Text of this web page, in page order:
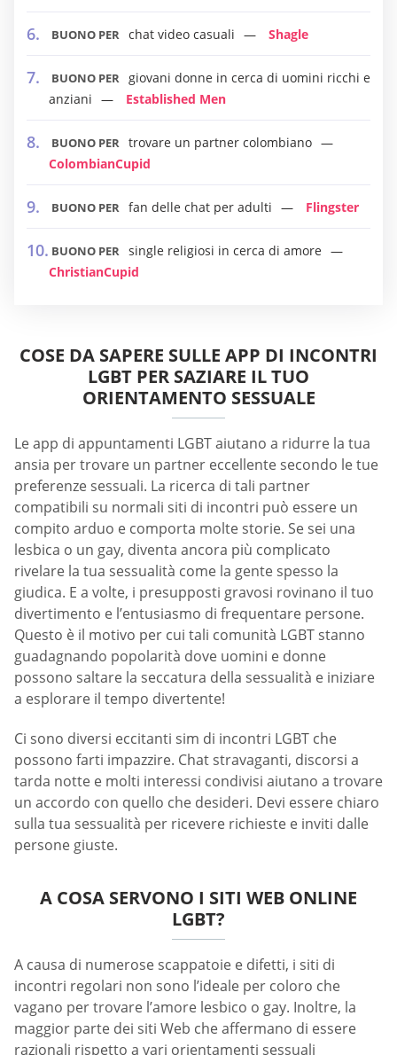
BUONO PER chat video casuali Shagle
BUONO PER giovani donne in cerca di uomini ricchi e
anziani
Established Men
BUONO PER trovare un partner colombiano
ColombianCupid
BUONO PER fan delle chat per adulti Flingster
BUONO PER single religiosi in cerca di amore
ChristianCupid
COSE DA SAPERE SULLE APP DI INCONTRI
LGBT PER SAZIARE IL TUO
ORIENTAMENTO SESSUALE
Le app di appuntamenti LGBT aiutano a ridurre la tua
ansia per trovare un partner eccellente secondo le tue
preferenze sessuali. La ricerca di tali partner
compatibili su normali siti di incontri può essere un
compito arduo e comporta molte storie. Se sei una
lesbica o un gay, diventa ancora più complicato
rivelare la tua sessualità come la gente spesso la
giudica. E a volte, i presupposti gravosi rovinano il tuo
divertimento e l’entusiasmo di frequentare persone.
Questo è il motivo per cui tali comunità LGBT stanno
guadagnando popolarità dove uomini e donne
possono saltare la seccatura della sessualità e iniziare
a esplorare il tempo divertente!
Ci sono diversi eccitanti sim di incontri LGBT che
possono farti impazzire. Chat stravaganti, discorsi a
tarda notte e molti interessi condivisi aiutano a trovare
un accordo con quello che desideri. Devi essere chiaro
sulla tua sessualità per ricevere richieste e inviti dalle
persone giuste.
A COSA SERVONO I SITI WEB ONLINE
LGBT?
A causa di numerose scappatoie e difetti, i siti di
incontri regolari non sono l’ideale per coloro che
vagano per trovare l’amore lesbico o gay. Inoltre, la
maggior parte dei siti Web che affermano di essere
razionali rispetto a vari orientamenti sessuali